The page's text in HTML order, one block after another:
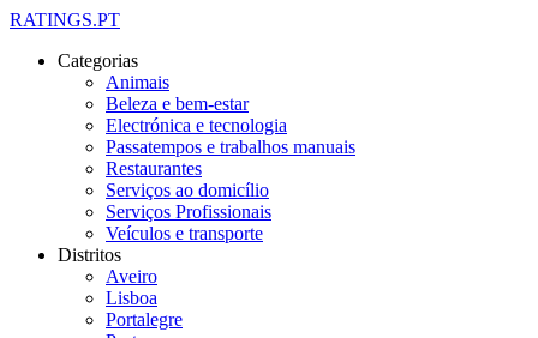
RATINGS.PT
Categorias
Animais
Beleza e bem-estar
Electrónica e tecnologia
Passatempos e trabalhos manuais
Restaurantes
Serviços ao domicílio
Serviços Profissionais
Veículos e transporte
Distritos
Aveiro
Lisboa
Portalegre